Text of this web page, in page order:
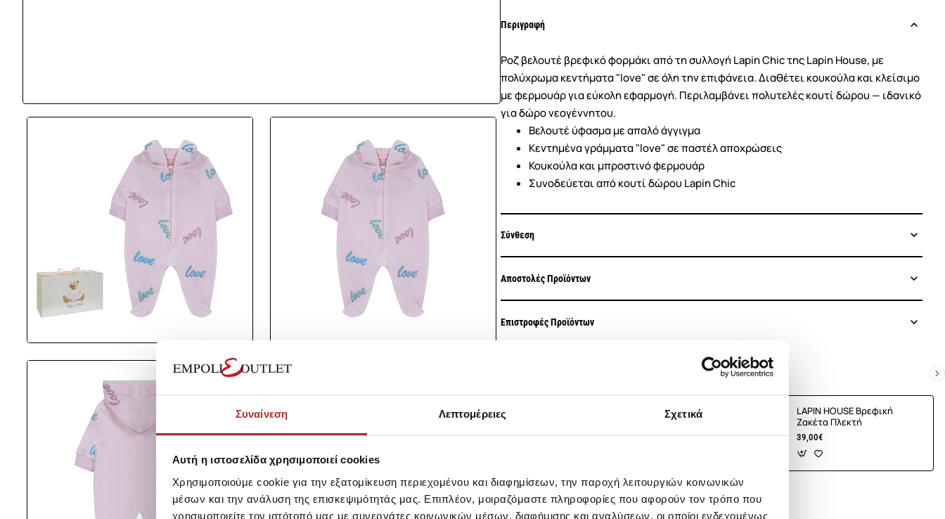
Συναίνεση Λεπτομέρειες Σχετικά
Αυτή η ιστοσελίδα χρησιμοποιεί cookies
Χρησιμοποιούμε cookie για την εξατομίκευση περιεχομένου και διαφημίσεων, την παροχή λειτουργιών κοινωνικών
μέσων και την ανάλυση της επισκεψιμότητάς μας. Επιπλέον, μοιραζόμαστε πληροφορίες που αφορούν τον τρόπο που
χρησιμοποιείτε τον ιστότοπό μας με συνεργάτες κοινωνικών μέσων, διαφήμισης και αναλύσεων, οι οποίοι ενδεχομένως
Περιγραφή
Ροζ βελουτέ βρεφικό φορμάκι από τη συλλογή Lapin Chic της Lapin House, με
πολύχρωμα κεντήματα "love" σε όλη την επιφάνεια. Διαθέτει κουκούλα και κλείσιμο
με φερμουάρ για εύκολη εφαρμογή. Περιλαμβάνει πολυτελές κουτί δώρου — ιδανικό
για δώρο νεογέννητου.
Βελουτέ ύφασμα με απαλό άγγιγμα
Κεντημένα γράμματα "love" σε παστέλ αποχρώσεις
Κουκούλα και μπροστινό φερμουάρ
Συνοδεύεται από κουτί δώρου Lapin Chic
Σύνθεση
Αποστολές Προϊόντων
Επιστροφές Προϊόντων
LAPIN HOUSE Βρεφική
39,00€
LAPIN HOUSE Βρεφική
Ζακέτα Πλεκτή
39,00€